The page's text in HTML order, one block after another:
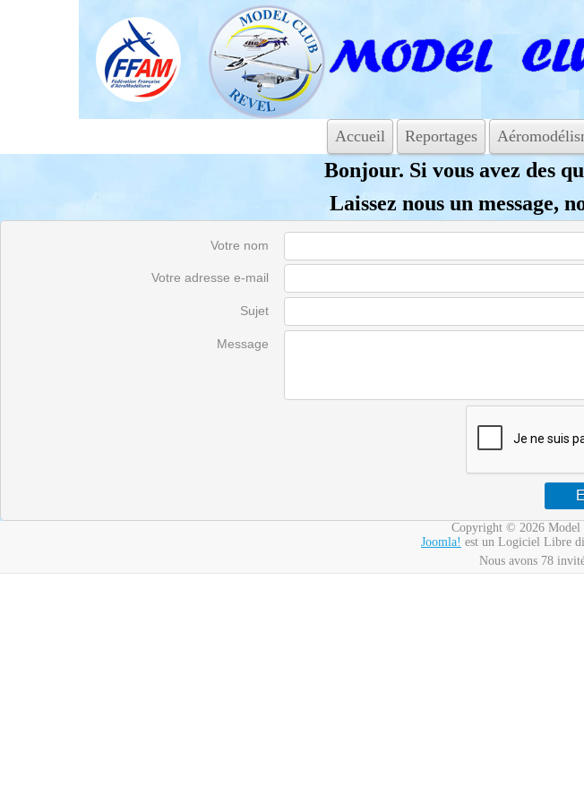
Accueil Reportages
Bonjour. Si vous avez des
Laissez nous un message,
Votre nom
Votre adresse e-mail
Sujet
Message
Copyright © 2026 Model
Joomla! est un Logiciel Libre
Nous avons 78